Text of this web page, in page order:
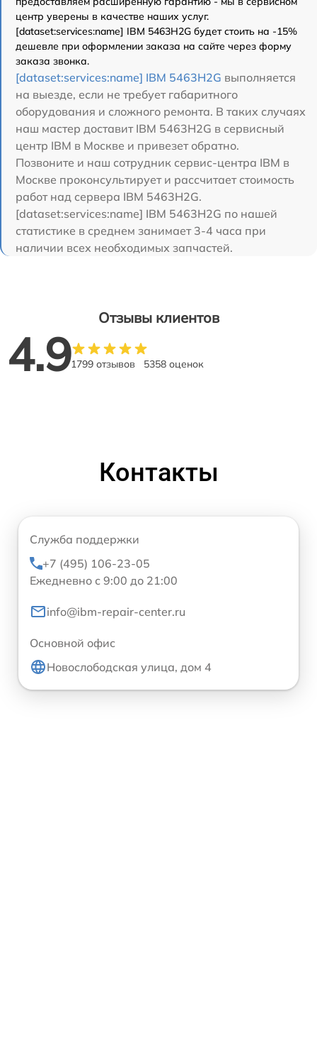
центр уверены в качестве наших услуг.
[dataset:services:name] IBM 5463H2G будет стоить на -15%
дешевле при оформлении заказа на сайте через форму
заказа звонка.
[dataset:services:name] IBM 5463H2G выполняется
на выезде, если не требует габаритного
оборудования и сложного ремонта. В таких случаях
наш мастер доставит IBM 5463H2G в сервисный
центр IBM в Москве и привезет обратно.
Позвоните и наш сотрудник сервис-центра IBM в
Москве проконсультирует и рассчитает стоимость
работ над сервера IBM 5463H2G.
[dataset:services:name] IBM 5463H2G по нашей
статистике в среднем занимает 3-4 часа при
наличии всех необходимых запчастей.
Отзывы клиентов
4.91799 отзывов 5358 оценок
Контакты
Служба поддержки
+7 (495) 106-23-05
Ежедневно с 9:00 до 21:00
info@ibm-repair-center.ru
Основной офис
Новослободская улица, дом 4